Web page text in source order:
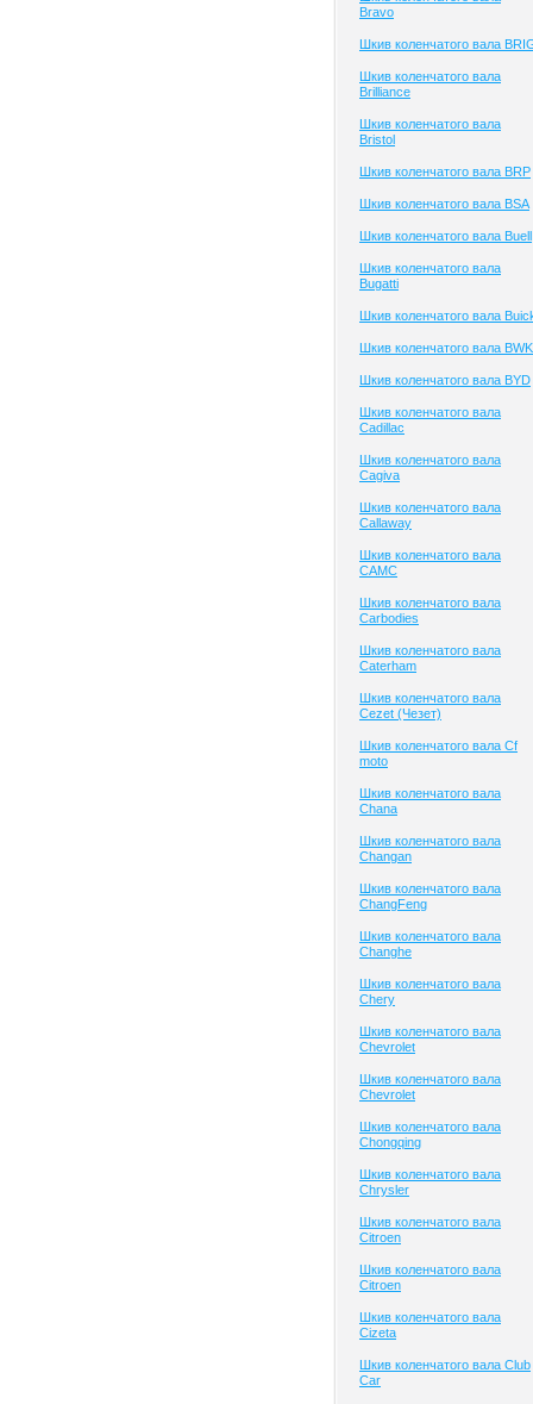
Bravo
Шкив коленчатого вала
Шкив коленчатого вала
Brilliance
Шкив коленчатого вала
Bristol
Шкив коленчатого вала BRP
Шкив коленчатого вала BSA
Шкив коленчатого вала Buell
Шкив коленчатого вала
Bugatti
Шкив коленчатого вала
Шкив коленчатого вала BWK
Шкив коленчатого вала BYD
Шкив коленчатого вала
Cadillac
Шкив коленчатого вала
Cagiva
Шкив коленчатого вала
Callaway
Шкив коленчатого вала
CAMC
Шкив коленчатого вала
Carbodies
Шкив коленчатого вала
Caterham
Шкив коленчатого вала
Cezet (Чезет)
Шкив коленчатого вала Cf
moto
Шкив коленчатого вала
Chana
Шкив коленчатого вала
Changan
Шкив коленчатого вала
ChangFeng
Шкив коленчатого вала
Changhe
Шкив коленчатого вала
Chery
Шкив коленчатого вала
Chevrolet
Шкив коленчатого вала
Chevrolet
Шкив коленчатого вала
Chongqing
Шкив коленчатого вала
Chrysler
Шкив коленчатого вала
Citroen
Шкив коленчатого вала
Citroen
Шкив коленчатого вала
Cizeta
Шкив коленчатого вала Club
Сar